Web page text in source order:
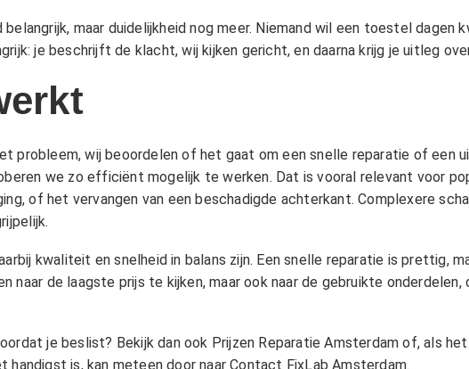
maar duidelijkheid nog meer. Niemand wil een toestel dagen
je beschrijft de klacht, wij kijken gericht, en daarna krijg je uitleg
probleem, wij beoordelen of het gaat om een snelle reparatie of een
we zo efficiënt mogelijk te werken. Dat is vooral relevant voor
of het vervangen van een beschadigde achterkant. Complexere
kwaliteit en snelheid in balans zijn. Een snelle reparatie is prettig,
naar de laagste prijs te kijken, maar ook naar de gebruikte
je beslist? Bekijk dan ook Prijzen Reparatie Amsterdam of, als
is, kan meteen door naarContact FixLab Amsterdam.